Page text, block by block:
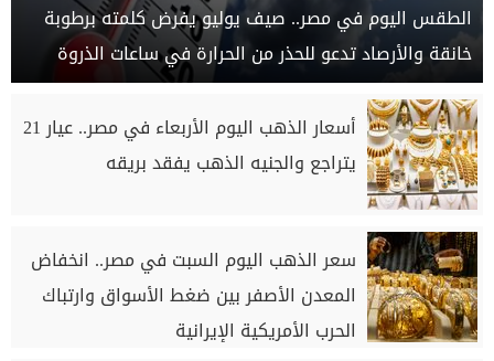
الطقس اليوم في مصر.. صيف يوليو يفرض كلمته برطوبة
خانقة والأرصاد تدعو للحذر من الحرارة في ساعات الذروة
أسعار الذهب اليوم الأربعاء في مصر.. عيار 21
يتراجع والجنيه الذهب يفقد بريقه
سعر الذهب اليوم السبت في مصر.. انخفاض
المعدن الأصفر بين ضغط الأسواق وارتباك
الحرب الأمريكية الإيرانية